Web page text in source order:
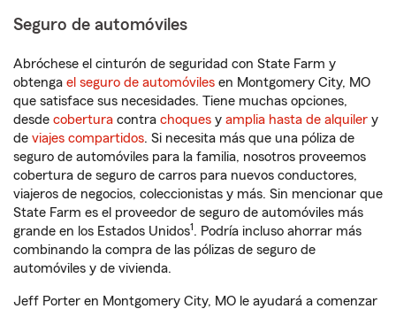
Seguro de automóviles
Abróchese el cinturón de seguridad con State Farm y
obtenga el seguro de automóviles en Montgomery City, MO
que satisface sus necesidades. Tiene muchas opciones,
desde cobertura contra choques y amplia hasta de alquiler y
de viajes compartidos. Si necesita más que una póliza de
seguro de automóviles para la familia, nosotros proveemos
cobertura de seguro de carros para nuevos conductores,
viajeros de negocios, coleccionistas y más. Sin mencionar que
State Farm es el proveedor de seguro de automóviles más
grande en los Estados Unidos1. Podría incluso ahorrar más
combinando la compra de las pólizas de seguro de
automóviles y de vivienda.
Jeff Porter en Montgomery City, MO le ayudará a comenzar